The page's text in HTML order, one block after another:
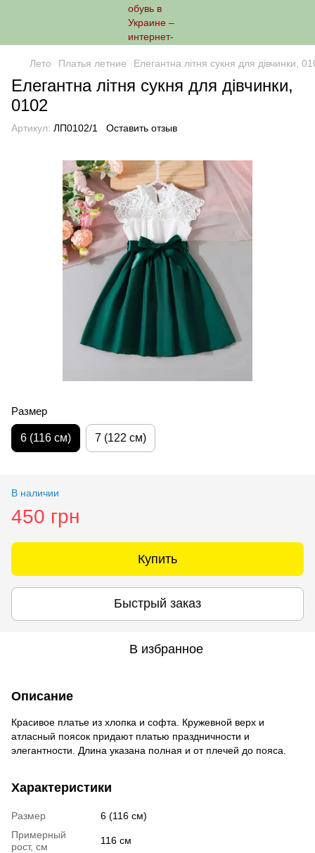
Лето Платья летние Елегантна літня сукня для дівчинки,
Елегантна літня сукня для дівчинки,
0102
Артикул: ЛП0102/1 Оставить отзыв
Размер
6 (116 см) 7 (122 см)
В наличии
450 грн
Купить
Быстрый заказ
В избранное
Описание
Красивое платье из хлопка и софта. Кружевной верх и
атласный поясок придают платью праздничности и
элегантности. Длина указана полная и от плечей до пояса.
Характеристики
Размер
6 (116 см)
Примерный
рост, см
116 см